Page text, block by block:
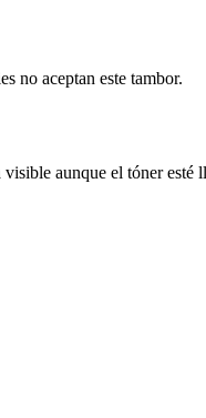
no aceptan este tambor.
aunque el tóner